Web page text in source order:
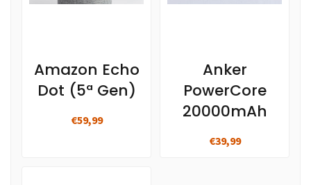
Amazon Echo
Dot (5ª Gen)
€59,99
Anker
PowerCore
20000mAh
€39,99